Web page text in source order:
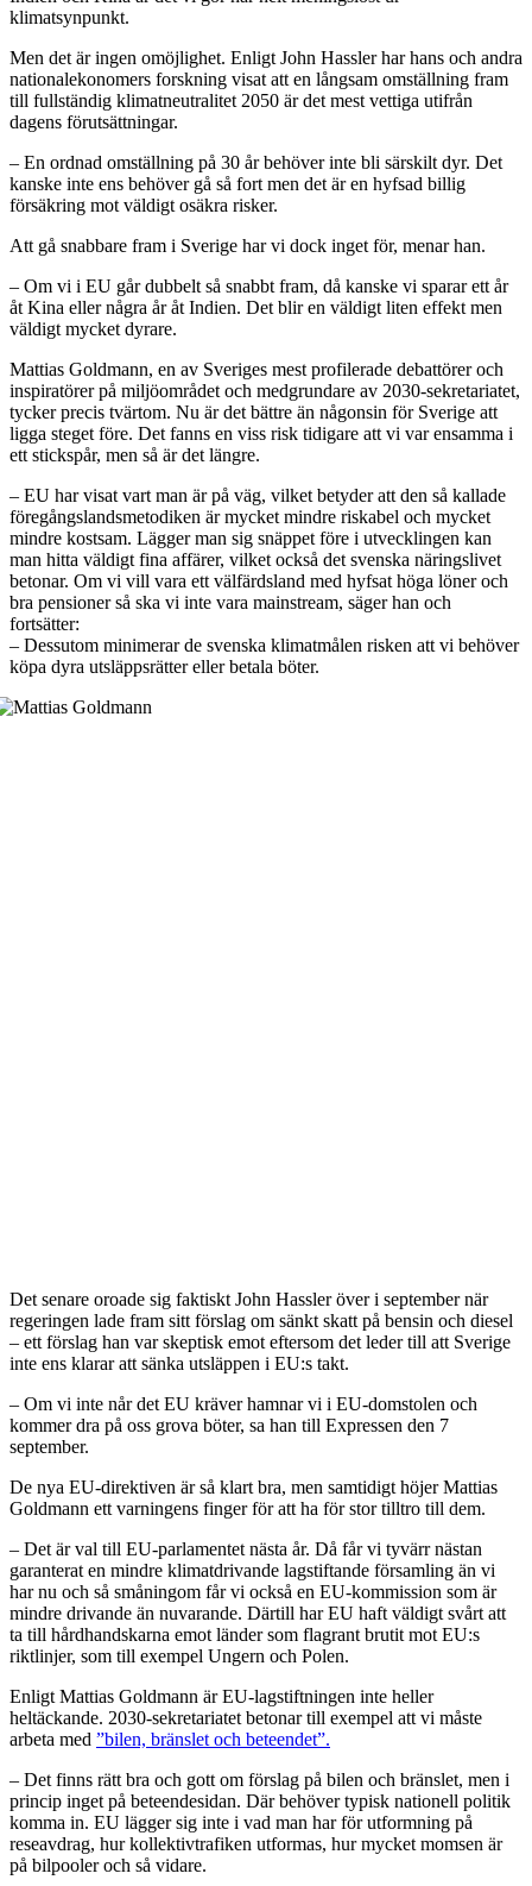
klimatsynpunkt.
Men det är ingen omöjlighet. Enligt John Hassler har hans och andra
nationalekonomers forskning visat att en långsam omställning fram
till fullständig klimatneutralitet 2050 är det mest vettiga utifrån
dagens förutsättningar.
– En ordnad omställning på 30 år behöver inte bli särskilt dyr. Det
kanske inte ens behöver gå så fort men det är en hyfsad billig
försäkring mot väldigt osäkra risker.
Att gå snabbare fram i Sverige har vi dock inget för, menar han.
– Om vi i EU går dubbelt så snabbt fram, då kanske vi sparar ett år
åt Kina eller några år åt Indien. Det blir en väldigt liten effekt men
väldigt mycket dyrare.
Mattias Goldmann, en av Sveriges mest profilerade debattörer och
inspiratörer på miljöområdet och medgrundare av 2030-sekretariatet,
tycker precis tvärtom. Nu är det bättre än någonsin för Sverige att
ligga steget före. Det fanns en viss risk tidigare att vi var ensamma i
ett stickspår, men så är det längre.
– EU har visat vart man är på väg, vilket betyder att den så kallade
föregångslandsmetodiken är mycket mindre riskabel och mycket
mindre kostsam. Lägger man sig snäppet före i utvecklingen kan
man hitta väldigt fina affärer, vilket också det svenska näringslivet
betonar. Om vi vill vara ett välfärdsland med hyfsat höga löner och
bra pensioner så ska vi inte vara mainstream, säger han och
fortsätter:
– Dessutom minimerar de svenska klimatmålen risken att vi behöver
köpa dyra utsläppsrätter eller betala böter.
Det senare oroade sig faktiskt John Hassler över i september när
regeringen lade fram sitt förslag om sänkt skatt på bensin och diesel
– ett förslag han var skeptisk emot eftersom det leder till att Sverige
inte ens klarar att sänka utsläppen i EU:s takt.
– Om vi inte når det EU kräver hamnar vi i EU-domstolen och
kommer dra på oss grova böter, sa han till Expressen den 7
september.
De nya EU-direktiven är så klart bra, men samtidigt höjer Mattias
Goldmann ett varningens finger för att ha för stor tilltro till dem.
– Det är val till EU-parlamentet nästa år. Då får vi tyvärr nästan
garanterat en mindre klimatdrivande lagstiftande församling än vi
har nu och så småningom får vi också en EU-kommission som är
mindre drivande än nuvarande. Därtill har EU haft väldigt svårt att
ta till hårdhandskarna emot länder som flagrant brutit mot EU:s
riktlinjer, som till exempel Ungern och Polen.
Enligt Mattias Goldmann är EU-lagstiftningen inte heller
heltäckande. 2030-sekretariatet betonar till exempel att vi måste
arbeta med ”bilen, bränslet och beteendet”.
– Det finns rätt bra och gott om förslag på bilen och bränslet, men i
princip inget på beteendesidan. Där behöver typisk nationell politik
komma in. EU lägger sig inte i vad man har för utformning på
reseavdrag, hur kollektivtrafiken utformas, hur mycket momsen är
på bilpooler och så vidare.